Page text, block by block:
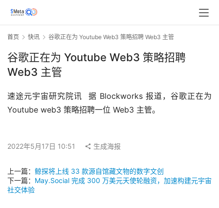
首页 快讯 谷歌正在为 Youtube Web3 策略招聘 Web3 主管
谷歌正在为 Youtube Web3 策略招聘
Web3 主管
速途元宇宙研究院讯  据 Blockworks 报道，谷歌正在为
Youtube web3 策略招聘一位 Web3 主管。
2022年5月17日 10:51 生成海报
上一篇： 鲸探将上线 33 款源自馆藏文物的数字文创
下一篇： May.Social 完成 300 万美元天使轮融资，加速构建元宇宙
社交体验